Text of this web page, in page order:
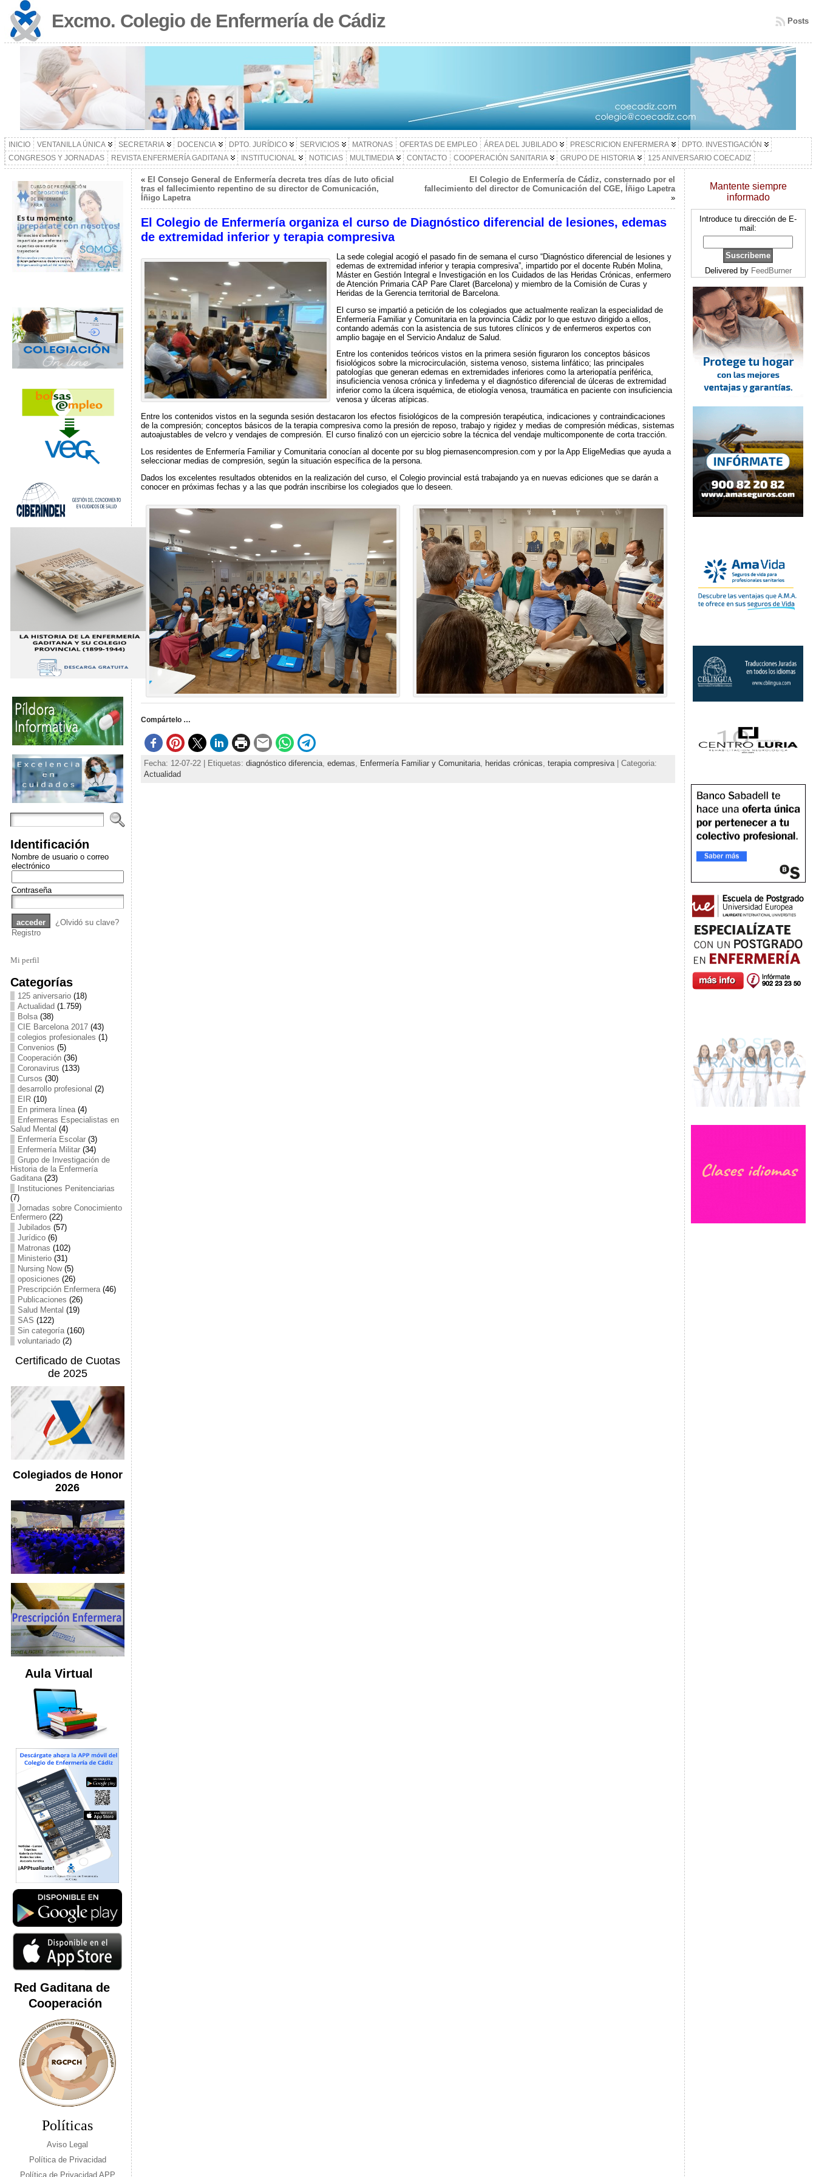
Excmo. Colegio de Enfermería de Cádiz Posts
INICIO VENTANILLA ÚNICA SECRETARIA DOCENCIA DPTO. JURÍDICO SERVICIOS MATRONAS OFERTAS DE EMPLEO ÁREA DEL JUBILADO PRESCRICION ENFERMERA
DPTO. INVESTIGACIÓN
CONGRESOS Y JORNADAS
REVISTA ENFERMERÍA GADITANA INSTITUCIONAL NOTICIAS MULTIMEDIA CONTACTO COOPERACIÓN SANITARIA GRUPO DE HISTORIA 125 ANIVERSARIO COECADIZ
Identificación
Nombre de usuario o correo
electrónico
Contraseña
¿Olvidó su clave?
Registro
Mi perfil
Categorías
125 aniversario(18)
Actualidad (1.759)
Bolsa(38)
CIE Barcelona 2017(43)
colegios profesionales (1)
Convenios (5)
Cooperación(36)
Coronavirus (133)
Cursos (30)
desarrollo profesional (2)
EIR(10)
En primera línea(4)
Enfermeras Especialistas en
Salud Mental (4)
Enfermería Escolar(3)
Enfermería Militar(34)
Grupo de Investigación de
Historia de la Enfermería
Gaditana(23)
Instituciones Penitenciarias
(7)
Jornadas sobre Conocimiento
Enfermero(22)
Jubilados (57)
Jurídico(6)
Matronas (102)
Ministerio(31)
Nursing Now(5)
oposiciones (26)
Prescripción Enfermera(46)
Publicaciones (26)
Salud Mental (19)
SAS (122)
Sin categoría(160)
voluntariado(2)
Certificado de Cuotas
de 2025
Colegiados de Honor
2026
Aula Virtual
Red Gaditana de
Cooperación
Políticas
Aviso Legal
Política de Privacidad
Política de Privacidad APP
« El Consejo General de Enfermería decreta tres días de luto oficial
tras el fallecimiento repentino de su director de Comunicación,
Íñigo Lapetra
El Colegio de Enfermería de Cádiz, consternado por el
fallecimiento del director de Comunicación del CGE, Íñigo Lapetra
»
El Colegio de Enfermería organiza el curso de Diagnóstico diferencial de lesiones, edemas
de extremidad inferior y terapia compresiva
La sede colegial acogió el pasado fin de semana el curso “Diagnóstico diferencial de lesiones y
edemas de extremidad inferior y terapia compresiva”, impartido por el docente Rubén Molina,
Máster en Gestión Integral e Investigación en los Cuidados de las Heridas Crónicas, enfermero
de Atención Primaria CAP Pare Claret (Barcelona) y miembro de la Comisión de Curas y
Heridas de la Gerencia territorial de Barcelona.
El curso se impartió a petición de los colegiados que actualmente realizan la especialidad de
Enfermería Familiar y Comunitaria en la provincia Cádiz por lo que estuvo dirigido a ellos,
contando además con la asistencia de sus tutores clínicos y de enfermeros expertos con
amplio bagaje en el Servicio Andaluz de Salud.
Entre los contenidos teóricos vistos en la primera sesión figuraron los conceptos básicos
fisiológicos sobre la microcirculación, sistema venoso, sistema linfático; las principales
patologías que generan edemas en extremidades inferiores como la arteriopatía periférica,
insuficiencia venosa crónica y linfedema y el diagnóstico diferencial de úlceras de extremidad
inferior como la úlcera isquémica, de etiología venosa, traumática en paciente con insuficiencia
venosa y úlceras atípicas.
Entre los contenidos vistos en la segunda sesión destacaron los efectos fisiológicos de la compresión terapéutica, indicaciones y contraindicaciones
de la compresión; conceptos básicos de la terapia compresiva como la presión de reposo, trabajo y rigidez y medias de compresión médicas, sistemas
autoajustables de velcro y vendajes de compresión. El curso finalizó con un ejercicio sobre la técnica del vendaje multicomponente de corta tracción.
Los residentes de Enfermería Familiar y Comunitaria conocían al docente por su blog piernasencompresion.com y por la App EligeMedias que ayuda a
seleccionar medias de compresión, según la situación específica de la persona.
Dados los excelentes resultados obtenidos en la realización del curso, el Colegio provincial está trabajando ya en nuevas ediciones que se darán a
conocer en próximas fechas y a las que podrán inscribirse los colegiados que lo deseen.
Compártelo …
Fecha: 12-07-22 | Etiquetas: diagnóstico diferencia, edemas Enfermería Familiar y Comunitaria, heridas crónicas terapia compresiva| Categoria:
Actualidad
Mantente siempre
informado
Introduce tu dirección de E-
mail:
Delivered by FeedBurner